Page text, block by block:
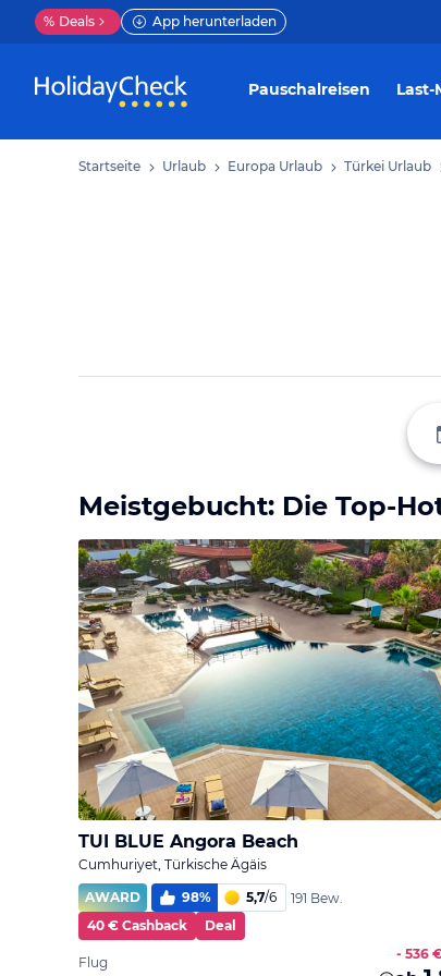
% Deals App herunterladen
Pauschalreisen
Startseite Urlaub Europa Urlaub Türkei Urlaub
Meistgebucht: Die Top-
TUI BLUE Angora Beach
Cumhuriyet, Türkische Ägäis
AWARD
98% 5,7/6
191 Bew.
40 € Cashback
Deal
Flug
- 536